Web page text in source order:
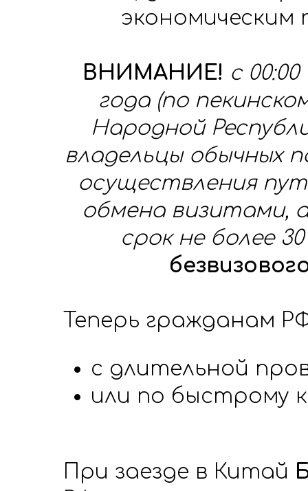
ВНИМАНИЕ! с
года (по
Народной
владельцы обычных
осуществления
обмена визитами,
срок не более
Теперь гражданам
с длительной
или по быстрому
При заезде в Китай